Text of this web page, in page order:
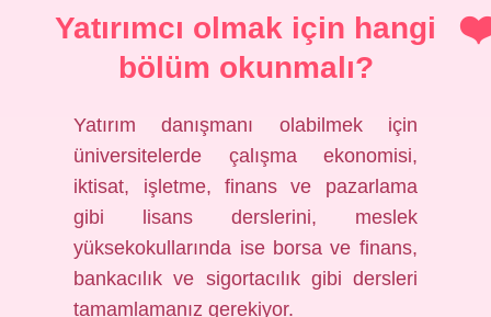
Yatırımcı olmak için hangi
bölüm okunmalı?
Yatırım danışmanı olabilmek için
üniversitelerde çalışma ekonomisi,
iktisat, işletme, finans ve pazarlama
gibi lisans derslerini, meslek
yüksekokullarında ise borsa ve finans,
bankacılık ve sigortacılık gibi dersleri
tamamlamanız gerekiyor.